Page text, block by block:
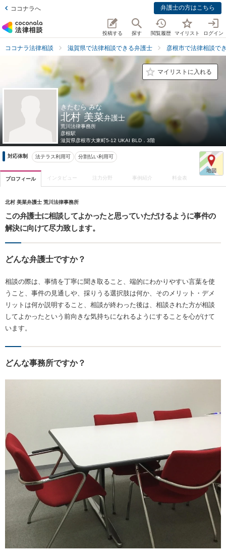
ココナラへ 弁護士の方はこちら
投稿する 探す 閲覧履歴 マイリスト ログイン
ココナラ法律相談 滋賀県で法律相談できる弁護士 彦根市で法律相談で
マイリストに入れる
きたむら みな
北村 美菜弁護士
荒川法律事務所
彦根駅
滋賀県彦根市大東町5-12 UKAI BLD．3階
対応体制 法テラス利用可 分割払い利用可
プロフィール インタビュー 注力分野 事例紹介 料金表
北村 美菜弁護士 荒川法律事務所
この弁護士に相談してよかったと思っていただけるように事件の
解決に向けて尽力致します。
どんな弁護士ですか？
相談の際は、事情を丁寧に聞き取ること、端的にわかりやすい言葉を使
うこと、事件の見通しや、採りうる選択肢は何か、そのメリット・デメ
リットは何か説明すること、相談が終わった後は、相談された方が相談
してよかったという前向きな気持ちになれるようにすることを心がけて
います。
どんな事務所ですか？